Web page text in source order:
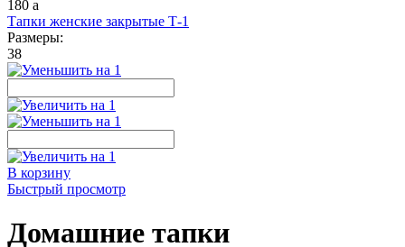
180 a
Тапки женские закрытые Т-1
Размеры:
38
В корзину
Быстрый просмотр
Домашние тапки